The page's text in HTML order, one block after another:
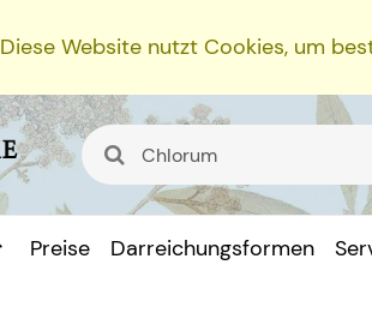
Diese Website nutzt Cookies, um
Preise Darreichungsformen